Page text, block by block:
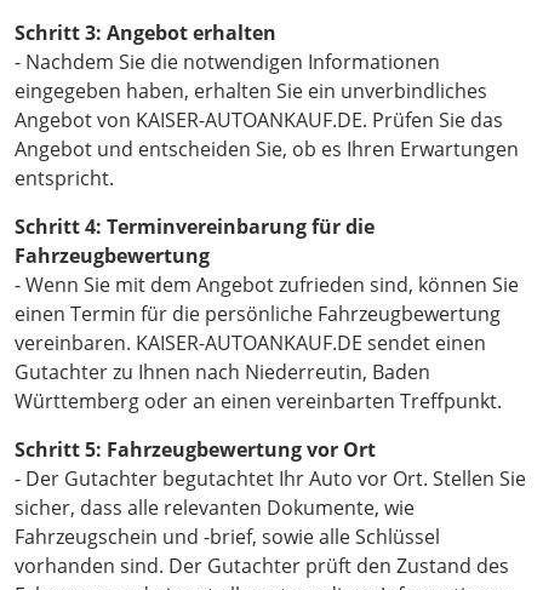
Schritt 3: Angebot erhalten
- Nachdem Sie die notwendigen Informationen
eingegeben haben, erhalten Sie ein unverbindliches
Angebot von KAISER-AUTOANKAUF.DE. Prüfen Sie das
Angebot und entscheiden Sie, ob es Ihren Erwartungen
entspricht.
Schritt 4: Terminvereinbarung für die
Fahrzeugbewertung
- Wenn Sie mit dem Angebot zufrieden sind, können Sie
einen Termin für die persönliche Fahrzeugbewertung
vereinbaren. KAISER-AUTOANKAUF.DE sendet einen
Gutachter zu Ihnen nach Niederreutin, Baden
Württemberg oder an einen vereinbarten Treffpunkt.
Schritt 5: Fahrzeugbewertung vor Ort
- Der Gutachter begutachtet Ihr Auto vor Ort. Stellen Sie
sicher, dass alle relevanten Dokumente, wie
Fahrzeugschein und -brief, sowie alle Schlüssel
vorhanden sind. Der Gutachter prüft den Zustand des